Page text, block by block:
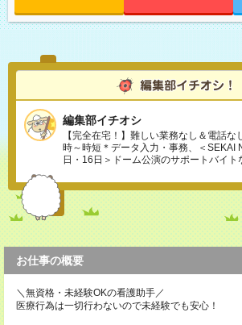
編集部イチオシ
【完全在宅！】難しい業務なし＆電話な
時～時短＊データ入力・事務、＜SEKAI
日・16日＞ドーム公演のサポートバイト
お仕事の概要
＼無資格・未経験OKの看護助手／
医療行為は一切行わないので未経験でも安心！